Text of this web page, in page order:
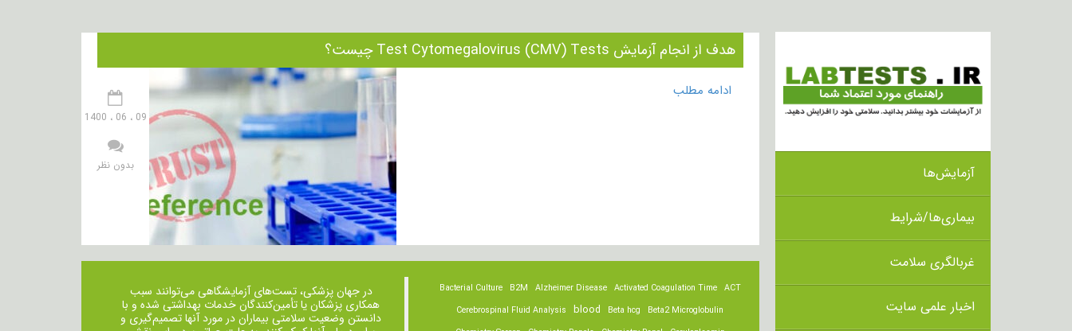
آزمایش‌ها
بیماری‌ها/شرایط
غربالگری سلامت
اخبار علمی سایت
هدف از انجام آزمایش Test Cytomegalovirus (CMV) Tests چیست؟
09 ، 06 ، 1400
بدون نظر
ادامه مطلب
ACT
Activated Coagulation Time
Alzheimer Disease
B2M
Bacterial Culture
Beta2 Microglobulin
Beta hcg
blood
Cerebrospinal Fluid Analysis
در جهان پزشکی، تست‌های آزمایشگاهی می‌توانند سبب
همکاری پزشکان یا تأمین‌کنندگان خدمات بهداشتی شده و با
دانستن وضعیت سلامتی بیماران در مورد آنها تصمیم‌گیری و